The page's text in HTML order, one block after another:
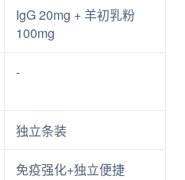
IgG 20mg + 羊初乳粉
100mg
-
独立条装
免疫强化+独立便捷